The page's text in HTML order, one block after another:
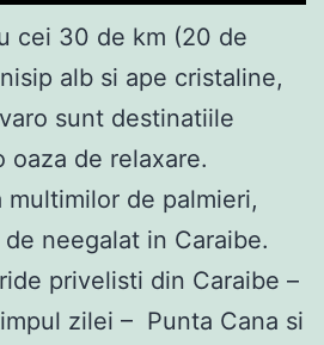
cei 30 de km (20 de
alb si ape cristaline,
sunt destinatiile
de relaxare.
multimilor de palmieri,
neegalat in Caraibe.
privelisti din Caraibe –
zilei – Punta Cana si